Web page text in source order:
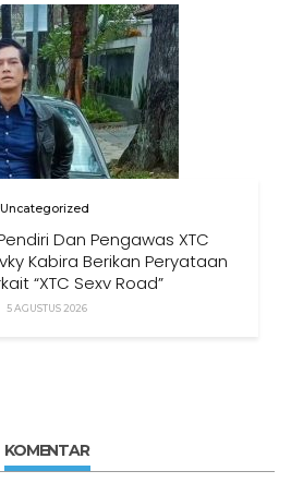
Uncategorized
Dan Pengawas XTC
Kabira Berikan Peryataan
“XTC Sexy Road”
5 AGUSTUS 2026
KOMENTAR